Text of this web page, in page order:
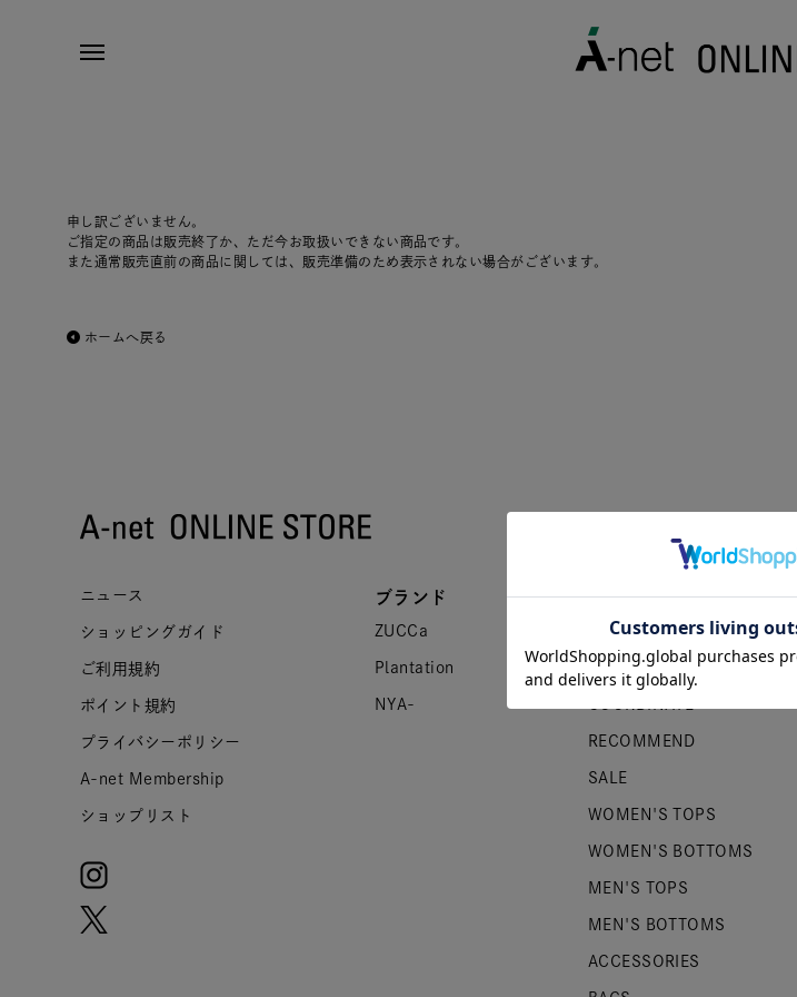
申し訳ございません。
ご指定の商品は販売終了か、ただ今お取扱いできない商品です。
また通常販売直前の商品に関しては、販売準備のため表示されない場合がございます。
ホームへ戻る
ニュース
ショッピングガイド
ご利用規約
ポイント規約
プライバシーポリシー
A-net Membership
ショップリスト
ブランド
ZUCCa
Plantation
NYA-
カテゴリー
NEW ITEMS
PRE ORDER
RECOMMEND
SALE
WOMEN'S TOPS
WOMEN'S BOTTOMS
MEN'S TOPS
MEN'S BOTTOMS
ACCESSORIES